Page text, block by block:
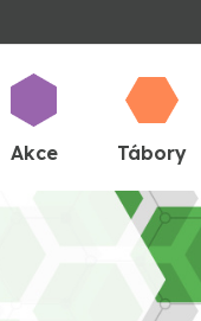
Akce Tábory